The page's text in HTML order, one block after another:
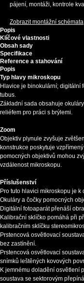
pájení, montáži, kontrole
Zobrazit montážní schémata
Popis
Klíčové vlastnosti
Obsah sady
Specifikace
Reference a stahování
Popis
Typ hlavy mikroskopu
Hlavice je binokulární; digitální
tubus.
Základní sada obsahuje
reliéfem pro práci s brýlemi.
Zoom
Objektiv plynule zvyšuje
konstrukce poskytuje
pomocných objektivů mohou
vzdálenost mikroskopu.
Příslušenství
Pro tuto hlavici mikroskopu je k
Okuláry a čočky pomocných
Digitální fotoaparát přenáší
Kalibrační sklíčko pomáhá při
kalibračním sklíčku
Prstencová osvětlovací
bez zastínění.
Prstencová osvětlovací
snímků leštěných kovových
K jemnému doladění osvětlení
soustava se sektorovým